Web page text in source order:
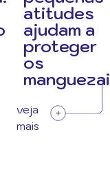
atitudes
ajudam a
proteger
os
veja
mais